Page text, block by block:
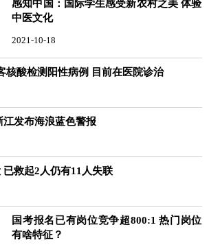
感知中国：国际学生感受新农村之美 体验
中医文化
2021-10-18
核酸检测阳性病例 目前在医院诊治
发布海浪蓝色警报
救起2人仍有11人失联
国考报名已有岗位竞争超800:1 热门岗位
有啥特征？